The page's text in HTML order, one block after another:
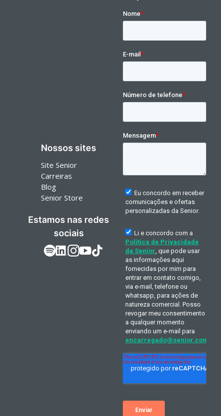
Nossos sites
Site Senior
Carreiras
Blog
Senior Store
Estamos nas redes
sociais